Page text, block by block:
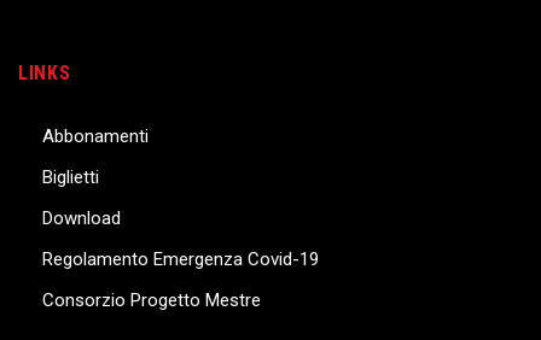
LINKS
Abbonamenti
Biglietti
Download
Regolamento Emergenza Covid-19
Consorzio Progetto Mestre